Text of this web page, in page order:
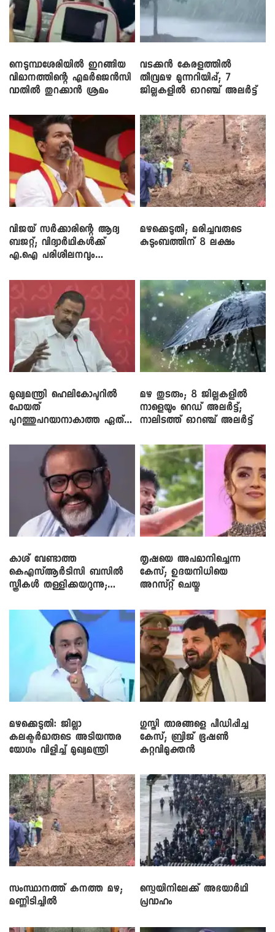
നെടുമ്പാശേരിയിൽ ഇറങ്ങിയ
വിമാനത്തിന്റെ എമർജെൻസി
വാതിൽ തുറക്കാൻ ശ്രമം
വടക്കൻ കേരളത്തിൽ
തീവ്രമഴ മുന്നറിയിപ്പ്; 7
ജില്ലകളിൽ ഓറഞ്ച് അലർട്ട്
വിജയ് സർക്കാരിന്റെ ആദ്യ
ബജറ്റ്; വിദ്യാർഥികൾക്ക്
എ.ഐ പരിശീലനവും
മഴക്കെടുതി; മരിച്ചവരുടെ
കുടുംബത്തിന് 8 ലക്ഷം
മുഖ്യമന്ത്രി ഹെലികോപ്ടറിൽ
പോയത്
പുറത്തുപറയാനാകാത്ത ഏത്
മഴ തുടരും; 8 ജില്ലകളിൽ
നാളെയും റെഡ് അലർട്ട്;
നാലിടത്ത് ഓറഞ്ച് അലർട്ട്
കാശ് വേണ്ടാത്ത
കെഎസ്ആർടിസി ബസിൽ
സ്ത്രീകൾ തള്ളിക്കയറുന്നു;
തൃഷയെ അപമാനിച്ചെന്ന
കേസ്; ഉദയനിധിയെ
അറസ്റ്റ് ചെയ്തു
മഴക്കെടുതി: ജില്ലാ
കലക്ടർമാരുടെ അടിയന്തര
യോഗം വിളിച്ച് മുഖ്യമന്ത്രി
​ഗുസ്തി താരങ്ങളെ പീഡിപ്പിച്ച
കേസ്; ബ്രിജ് ഭൂഷൺ
കുറ്റവിമുക്തൻ
സംസ്ഥാനത്ത് കനത്ത മഴ;
മണ്ണിടിച്ചിൽ
സ്പെയിനിലേക്ക് അഭയാർഥി
പ്രവാഹം